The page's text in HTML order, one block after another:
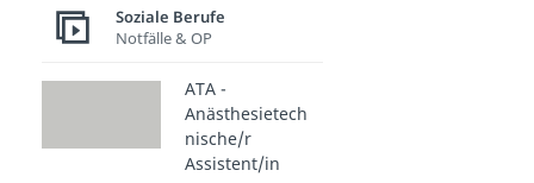
Soziale Berufe
Notfälle & OP
ATA -
Anästhesietech
nische/r
Assistent/in